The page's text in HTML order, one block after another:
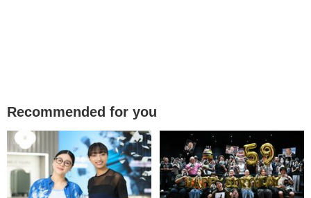
Recommended for you